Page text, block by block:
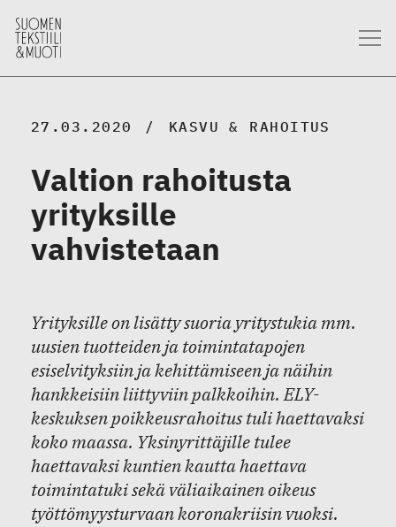
27.03.2020 KASVU & RAHOITUS
Valtion rahoitusta
yrityksille
vahvistetaan
Yrityksille on lisätty suoria yritystukia mm.
uusien tuotteiden ja toimintatapojen
esiselvityksiin ja kehittämiseen ja näihin
hankkeisiin liittyviin palkkoihin. ELY-
keskuksen poikkeusrahoitus tuli haettavaksi
koko maassa. Yksinyrittäjille tulee
haettavaksi kuntien kautta haettava
toimintatuki sekä väliaikainen oikeus
työttömyysturvaan koronakriisin vuoksi.